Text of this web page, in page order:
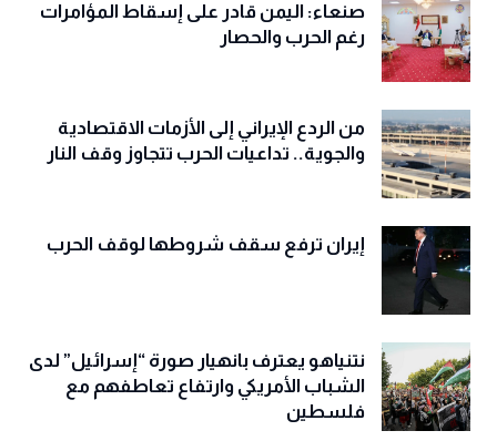
صنعاء: اليمن قادر على إسقاط المؤامرات
رغم الحرب والحصار
من الردع الإيراني إلى الأزمات الاقتصادية
والجوية.. تداعيات الحرب تتجاوز وقف النار
إيران ترفع سقف شروطها لوقف الحرب
نتنياهو يعترف بانهيار صورة “إسرائيل” لدى
الشباب الأمريكي وارتفاع تعاطفهم مع
فلسطين